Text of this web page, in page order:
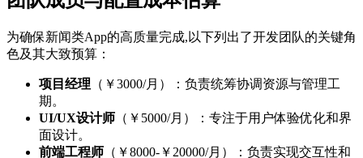
为确保新闻类App的高质量完成,以下列出了开发团队的关键角
色及其大致预算：
项目经理 （￥3000/月）：负责统筹协调资源与管理工
期。
UI/UX设计师 （￥5000/月）：专注于用户体验优化和界
面设计。
前端工程师 （￥8000-￥20000/月）：负责实现交互性和